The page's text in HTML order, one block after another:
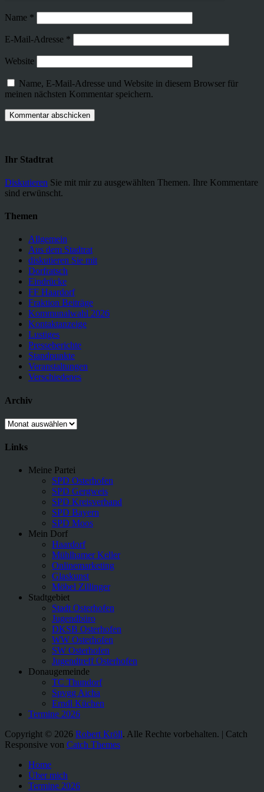
Name *
E-Mail-Adresse *
Website
Name, E-Mail-Adresse und Website in diesem Browser für
meinen nächsten Kommentar speichern.
Ihr Stadtrat
Diskutieren Sie mit mir zu ausgewählten Themen. Ihre Kommentare
sind erwünscht.
Themen
Allgemein
Aus dem Stadtrat
diskutieren Sie mit
Dorfratsch
Eindrücke
FF Haardorf
Fraktion Beiträge
Kommunalwahl 2026
Kontaktanzeige
Lustiges
Presseberichte
Standpunkte
Veranstaltungen
Verschiedenes
Archiv
Archiv
Links
Meine Partei
SPD Osterhofen
SPD Gergweis
SPD Kreisverband
SPD Bayern
SPD Moos
Mein Dorf
Haardorf
Mühlhamer Keller
Onlinemarketing
Glaskunst
Möbel Zillinger
Stadtgebiet
Stadt Osterhofen
Jugendbüro
DKSB Osterhofen
WW Osterhofen
SW Osterhofen
Jugendtreff Osterhofen
Donaugemeinde
TC Thundorf
Spvgg Aicha
Erndl Küchen
Termine 2026
Copyright © 2026 Robert Kröll. Alle Rechte vorbehalten. | Catch
Responsive von Catch Themes
oben
scrollen
Home
Über mich
Termine 2026